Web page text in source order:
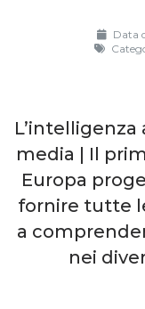
Data
media | Il
Europa
fornire tutte
a
nei